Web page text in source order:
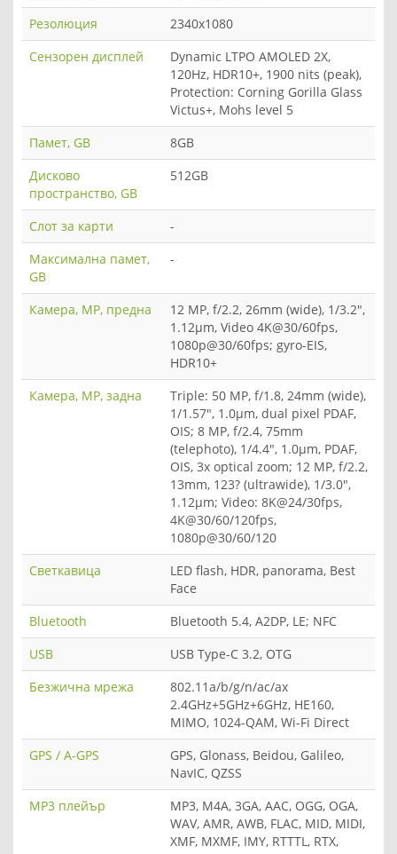
Резолюция
2340x1080
Сензорен дисплей
Dynamic LTPO AMOLED 2X,
120Hz, HDR10+, 1900 nits (peak),
Protection: Corning Gorilla Glass
Victus+, Mohs level 5
Памет, GB
8GB
Дисково
пространство, GB
512GB
Слот за карти
-
Максимална памет,
GB
-
Камера, MP, предна
12 MP, f/2.2, 26mm (wide), 1/3.2",
1.12µm, Video 4K@30/60fps,
1080p@30/60fps; gyro-EIS,
HDR10+
Камера, MP, задна
Triple: 50 MP, f/1.8, 24mm (wide),
1/1.57", 1.0µm, dual pixel PDAF,
OIS; 8 MP, f/2.4, 75mm
(telephoto), 1/4.4", 1.0µm, PDAF,
OIS, 3x optical zoom; 12 MP, f/2.2,
13mm, 123? (ultrawide), 1/3.0",
1.12µm; Video: 8K@24/30fps,
4K@30/60/120fps,
1080p@30/60/120
Светкавица
LED flash, HDR, panorama, Best
Face
Bluetooth
Bluetooth 5.4, A2DP, LE; NFC
USB
USB Type-C 3.2, OTG
Безжична мрежа
802.11a/b/g/n/ac/ax
2.4GHz+5GHz+6GHz, HE160,
MIMO, 1024-QAM, Wi-Fi Direct
GPS / A-GPS
GPS, Glonass, Beidou, Galileo,
NavIC, QZSS
MP3 плейър
MP3, M4A, 3GA, AAC, OGG, OGA,
WAV, AMR, AWB, FLAC, MID, MIDI,
XMF, MXMF, IMY, RTTTL, RTX,